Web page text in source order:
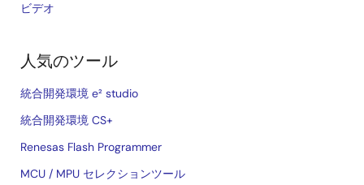
ビデオ
人気のツール
統合開発環境 e² studio
統合開発環境 CS+
Renesas Flash Programmer
MCU / MPU セレクションツール